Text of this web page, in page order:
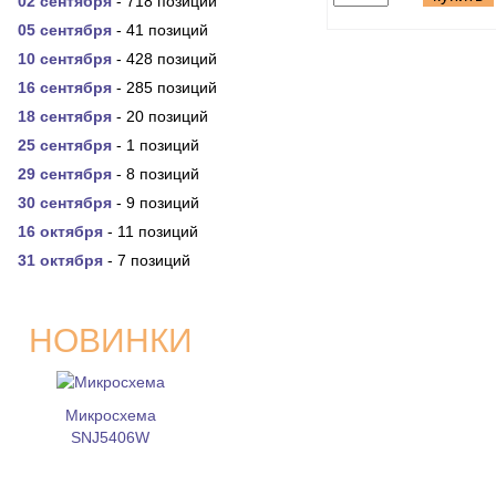
05 сентября - 41 позиций
10 сентября - 428 позиций
16 сентября - 285 позиций
18 сентября - 20 позиций
25 сентября - 1 позиций
29 сентября - 8 позиций
30 сентября - 9 позиций
16 октября - 11 позиций
31 октября - 7 позиций
НОВИНКИ
Микросхема
SNJ5406W